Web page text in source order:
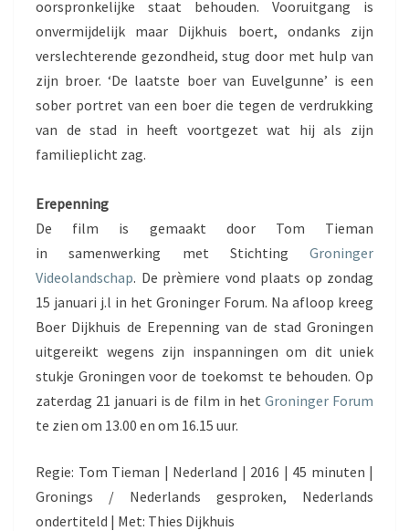
oorspronkelijke staat behouden. Vooruitgang is
onvermijdelijk maar Dijkhuis boert, ondanks zijn
verslechterende gezondheid, stug door met hulp van
zijn broer. ‘De laatste boer van Euvelgunne’ is een
sober portret van een boer die tegen de verdrukking
van de stad in heeft voortgezet wat hij als zijn
familieplicht zag.
Erepenning
De film is gemaakt door Tom Tieman
in samenwerking met Stichting Groninger
Videolandschap. De prèmiere vond plaats op zondag
15 januari j.l in het Groninger Forum. Na afloop kreeg
Boer Dijkhuis de Erepenning van de stad Groningen
uitgereikt wegens zijn inspanningen om dit uniek
stukje Groningen voor de toekomst te behouden. Op
zaterdag 21 januari is de film in het Groninger Forum
te zien om 13.00 en om 16.15 uur.
Regie: Tom Tieman | Nederland | 2016 | 45 minuten |
Gronings / Nederlands gesproken, Nederlands
ondertiteld | Met: Thies Dijkhuis